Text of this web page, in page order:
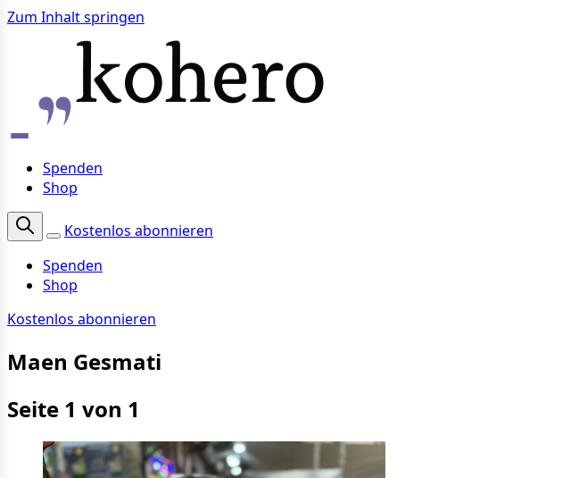
Zum Inhalt springen
Spenden
Shop
Kostenlos abonnieren
Spenden
Shop
Kostenlos abonnieren
Maen Gesmati
Seite 1 von 1